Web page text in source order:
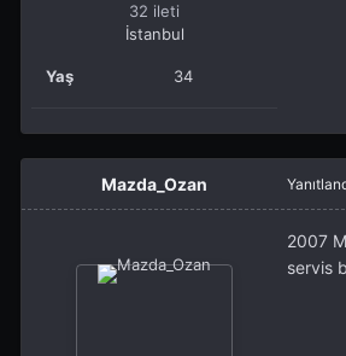
32 ileti
İstanbul
Yaş 34
Mazda_Ozan
2007
servis